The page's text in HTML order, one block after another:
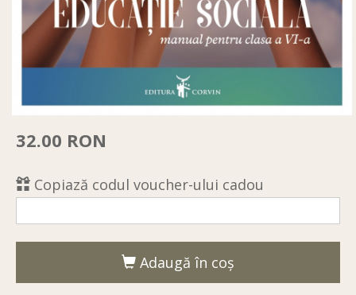
32.00 RON
Copiază codul voucher-ului cadou
Adaugă în coş